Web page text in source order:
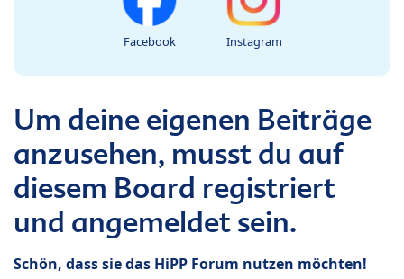
Facebook Instagram
Um deine eigenen Beiträge
anzusehen, musst du auf
diesem Board registriert
und angemeldet sein.
Schön, dass sie das HiPP Forum nutzen möchten!